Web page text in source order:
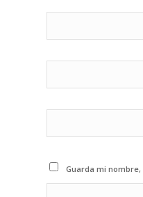
Guarda mi